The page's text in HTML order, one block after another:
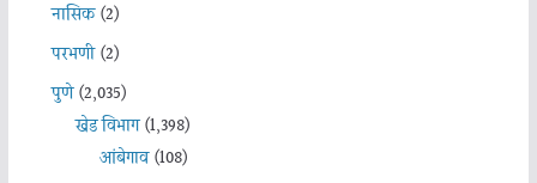
नासिक(2)
परभणी(2)
पुणे(2,035)
खेड विभाग(1,398)
आंबेगाव(108)